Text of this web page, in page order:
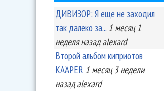
ДИВИЗОР: Я еще не заходил
так далеко за... 1 месяц 1
неделяназад alexard
Второй альбом киприотов
KA'APER 1 месяц 3 недели
назад alexard